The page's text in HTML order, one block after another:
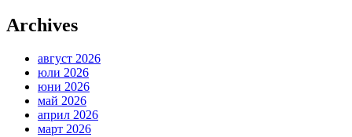
Archives
август 2026
юли 2026
юни 2026
май 2026
април 2026
март 2026